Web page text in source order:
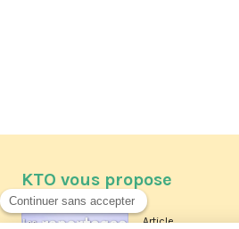
KTO vous propose
Article